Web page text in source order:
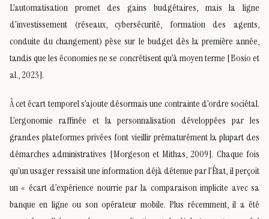
L’automatisation promet des gains budgétaires, mais la ligne
d’investissement (réseaux, cybersécurité, formation des agents,
conduite du changement) pèse sur le budget dès la première année,
tandis que les économies ne se concrétisent qu’à moyen terme [Bosio et
al., 2023].
À cet écart temporel s’ajoute désormais une contrainte d’ordre sociétal.
L’ergonomie raffinée et la personnalisation développées par les
grandes plateformes privées font vieillir prématurément la plupart des
démarches administratives [Morgeson et Mithas, 2009]. Chaque fois
qu’un usager ressaisit une information déjà détenue par l’État, il perçoit
un « écart d’expérience nourrie par la comparaison implicite avec sa
banque en ligne ou son opérateur mobile. Plus récemment, il a été